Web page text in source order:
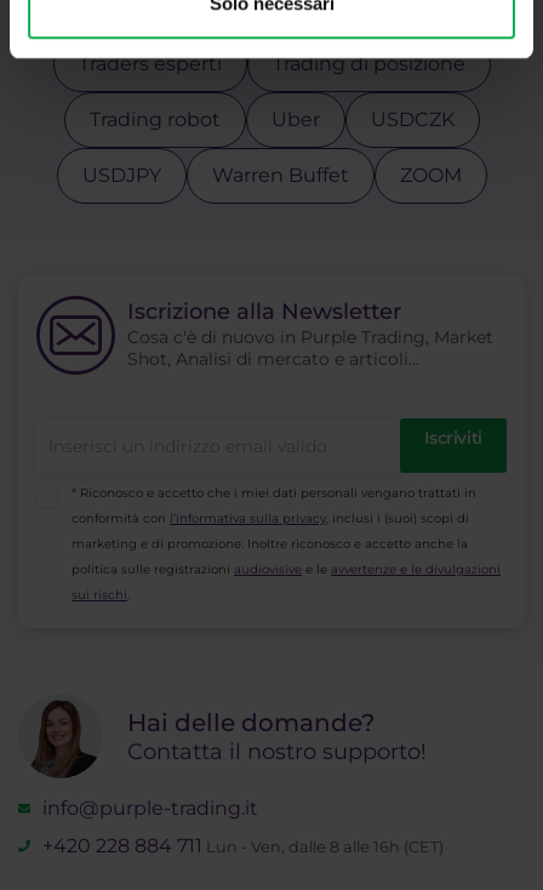
Top 3 azioni Trader avanzati
Traders esperti Trading di posizione
Trading robot Uber USDCZK
USDJPY Warren Buffet ZOOM
Iscrizione alla Newsletter
Cosa c'è di nuovo in Purple Trading, Market
Shot, Analisi di mercato e articoli...
Iscriviti
* Riconosco e accetto che i miei dati personali vengano trattati in
conformità con
l’informativa sulla privacy, inclusi i (suoi) scopi di
marketing e di promozione. Inoltre riconosco e accetto anche la
politica sulle registrazioni audiovisive e le avvertenze e le divulgazioni
sui rischi.
Hai delle domande?
Contatta il nostro supporto!
info@purple-trading.it
+420 228 884 711 Lun - Ven, dalle 8 alle 16h (CET)